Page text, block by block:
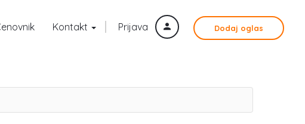
Prijava Dodaj oglas
Kontakt